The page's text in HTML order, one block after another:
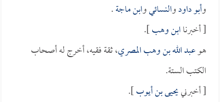
وأبو داودوالنسائيوابن ماجة.
[ أخبرناابن وهب].
هوعبد الله بن وهب المصري، ثقة فقيه، أخرج له أصحاب
الكتب الستة.
[ أخبرنييحيى بن أيوب].